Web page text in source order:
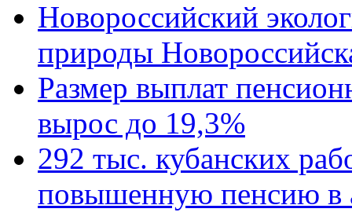
Новороссийский
природы
Размер выплат
вырос до 19,3%
292 тыс. кубанских
повышенную пенсию в